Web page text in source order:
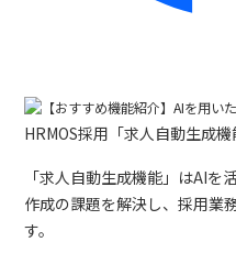
HRMOS採用「求人自動生成
「求人自動生成機能」はAI
作成の課題を解決し、採用業
す。